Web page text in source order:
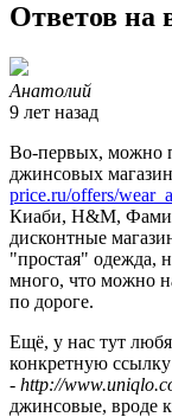
Ответов на
Анатолий
9 лет назад
Во-первых, можно
джинсовых
price.ru/offers/
Киаби, H&M,
дисконтные
"простая" одежда,
много, что можно
по дороге.
Ещё, у нас тут
конкретную
- http://
джинсовые, вроде